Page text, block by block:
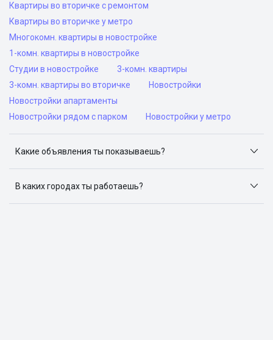
Квартиры во вторичке с ремонтом
Квартиры во вторичке у метро
Многокомн. квартиры в новостройке
1-комн. квартиры в новостройке
Студии в новостройке
3-комн. квартиры
3-комн. квартиры во вторичке
Новостройки
Новостройки апартаменты
Новостройки рядом с парком
Новостройки у метро
Какие объявления ты показываешь?
объявлений: ЦИАН, Домклик, Яндекс.Недвижимость,
Авито, Самолет.Плюс.
В каких городах ты работаешь?